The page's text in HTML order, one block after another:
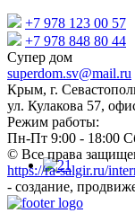
+7 978 123 00 57
+7 978 848 80 44
Супер дом
superdom.sv@mail.ru
Крым, г.
ул. Кулакова 57,
Режим работы:
Пн-Пт 9:00 - 18:00
© Все права
https://ra-salgir.ru/
- создание,